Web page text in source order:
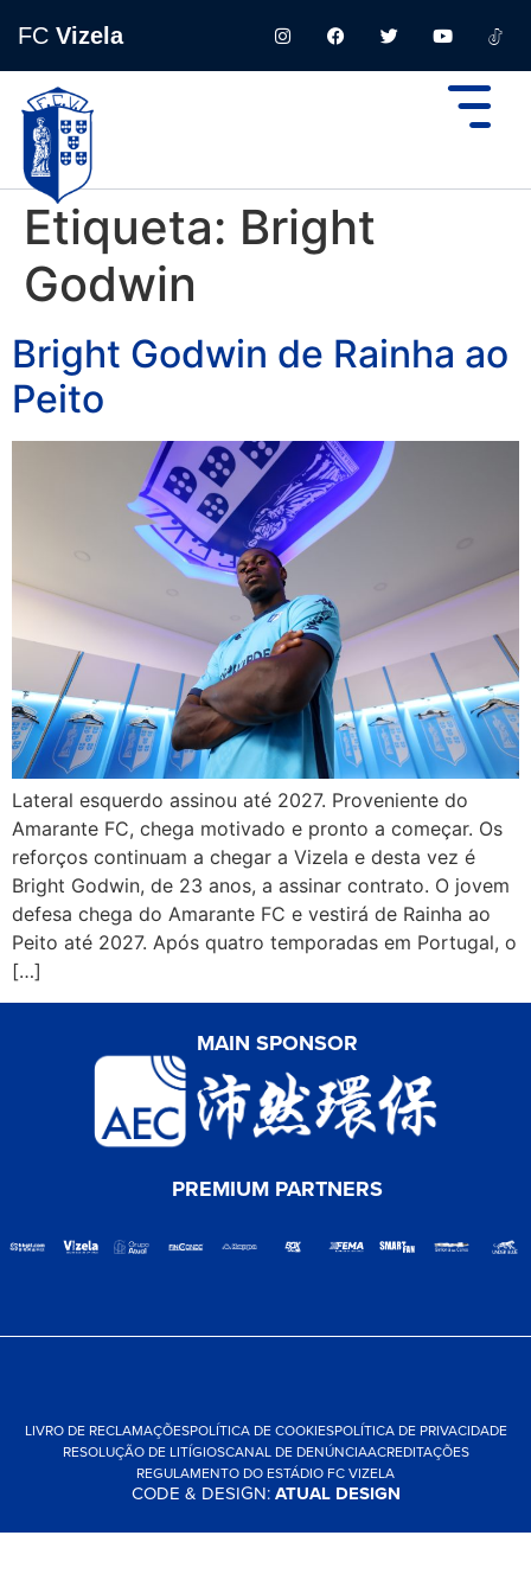
FC Vizela
Etiqueta: Bright
Godwin
Bright Godwin de Rainha ao
Peito
Lateral esquerdo assinou até 2027. Proveniente do
Amarante FC, chega motivado e pronto a começar. Os
reforços continuam a chegar a Vizela e desta vez é
Bright Godwin, de 23 anos, a assinar contrato. O jovem
defesa chega do Amarante FC e vestirá de Rainha ao
Peito até 2027. Após quatro temporadas em Portugal, o
[…]
MAIN SPONSOR
PREMIUM PARTNERS
LIVRO DE RECLAMAÇÕESPOLÍTICA DE COOKIESPOLÍTICA DE PRIVACIDADE
RESOLUÇÃO DE LITÍGIOSCANAL DE DENÚNCIAACREDITAÇÕES
REGULAMENTO DO ESTÁDIO FC VIZELA
CODE & DESIGN:ATUAL DESIGN